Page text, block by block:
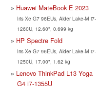
Huawei MateBook E 2023
Iris Xe G7 96EUs, Alder Lake-M i7-
1260U, 12.60", 0.699 kg
HP Spectre Fold
Iris Xe G7 96EUs, Alder Lake-M i7-
1250U, 17.00", 1.62 kg
Lenovo ThinkPad L13 Yoga
G4 i7-1355U